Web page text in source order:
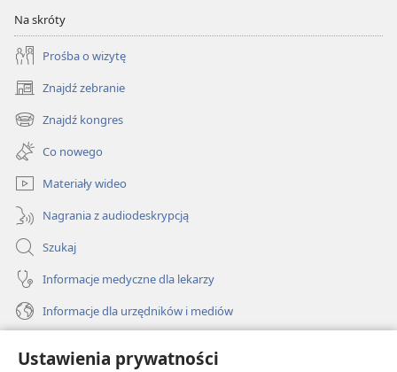
Ustawienia prywatności
Na skróty
Prośba o wizytę
Znajdź zebranie
(opens
new
window)
Znajdź kongres
(opens
new
window)
Co nowego
Materiały wideo
Nagrania z audiodeskrypcją
Szukaj
Informacje medyczne dla lekarzy
Informacje dla urzędników i mediów